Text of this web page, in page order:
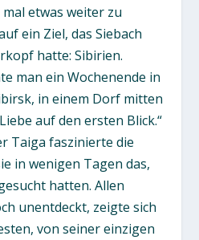
etwas weiter zu
ein Ziel, das Siebach
hatte: Sibirien.
man ein Wochenende in
in einem Dorf mitten
auf den ersten Blick.“
Taiga faszinierte die
in wenigen Tagen das,
hatten. Allen
unentdeckt, zeigte sich
von seiner einzigen